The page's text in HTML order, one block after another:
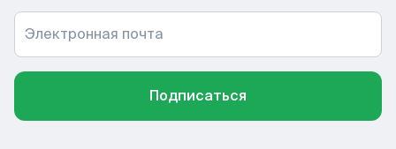
Электронная почта
Подписаться